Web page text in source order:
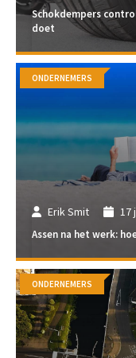
Schokdempers
doet
Erik Smit 17
Assen na het werk:
ONDERNEMERS
ONDERNEMERS